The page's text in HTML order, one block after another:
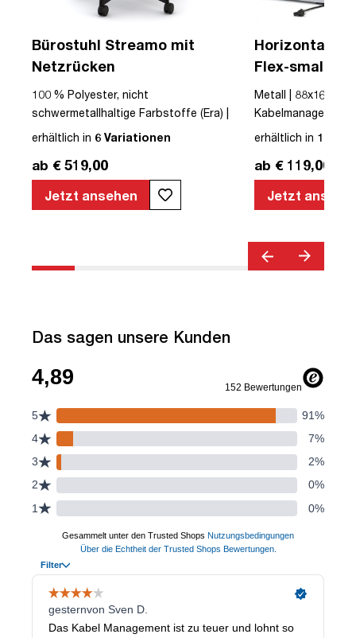
Bürostuhl Streamo mit
Netzrücken
100 % Polyester, nicht
schwermetallhaltige Farbstoffe (Era) |
Textil | Schwarz | Schwarz | Drehstuhl |
Streamo | bis zu 120 kg | TÜV©
geprüfte Sicherheit | TÜV© geprüfte
Ergonomie | Quality Office© | TÜV©
erhältlich in 6 Variationen
ab € 519,00
Jetzt ansehen
Horizontaler
Flex-small +
Kabelführung
Steckdose
Metall |
erhältlich in 12
ab € 119,00
Jetzt
Das sagen unsere Kunden